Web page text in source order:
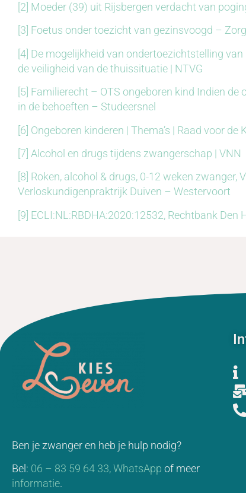
[2] Moeder (39) uit Rijsbergen verdacht van
[3] Foetus onder toezicht van gezinsvoogd –
[4] De mogelijkheid van ondertoezichtstelling
de veiligheid van de thuissituatie | NTVG
[5] Familierecht – OTS ongeboren kind Indien de
in de behoeften – Studeersnel
[6] Ongeboren kinderen | Thema’s | Raad voor de
[7] Alcohol en drugs tijdens zwangerschap | VNN
[8] Roken, alcohol & drugs, 0-12 weken zwanger,
Verloskundigenpraktrijk Duiven – Westervoort
[9] ECLI:NL:RBDHA:2020:12532, Rechtbank
Ben je zwanger en heb je hulp nodig?
Bel: 06 – 83 59 64 33,WhatsApp of meer
informatie.